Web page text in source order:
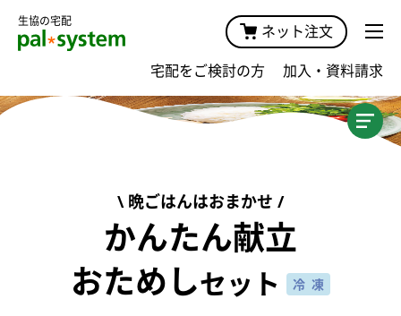
加入案内TOP
宅配サービスガイド・手数料
キャンペーン
おためしプラン
生協の宅配
ネット注文
宅配をご検討の方 加入・資料請求
晩ごはんはおまかせ
かんたん献立
おためしセット 冷凍